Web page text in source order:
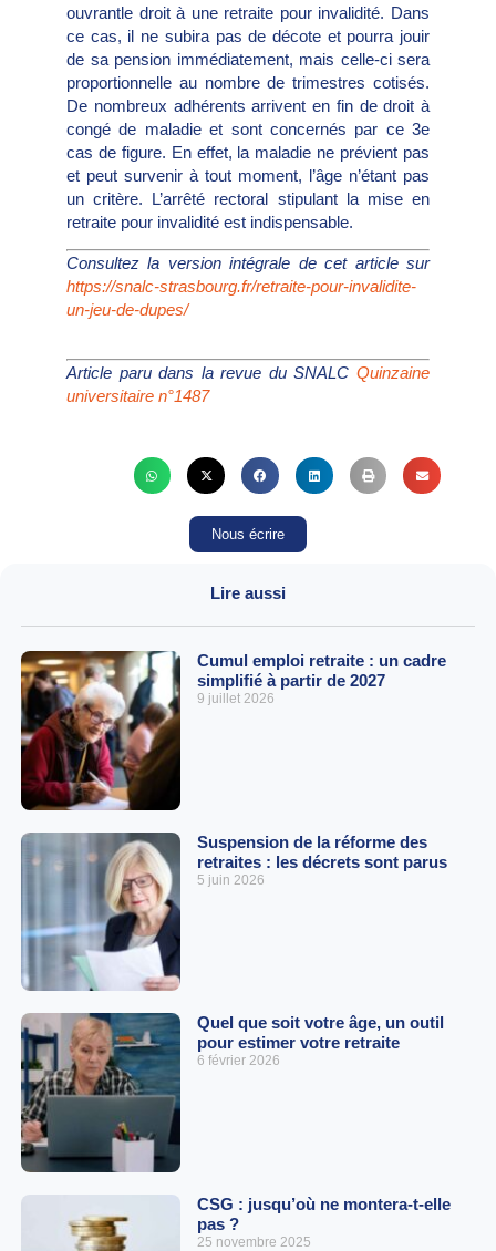
ouvrantle droit à une retraite pour invalidité. Dans
ce cas, il ne subira pas de décote et pourra jouir
de sa pension immédiatement, mais celle-ci sera
proportionnelle au nombre de trimestres cotisés.
De nombreux adhérents arrivent en fin de droit à
congé de maladie et sont concernés par ce 3e
cas de figure. En effet, la maladie ne prévient pas
et peut survenir à tout moment, l’âge n’étant pas
un critère. L’arrêté rectoral stipulant la mise en
retraite pour invalidité est indispensable.
Consultez la version intégrale de cet article sur
https://snalc-strasbourg.fr/retraite-pour-invalidite-
un-jeu-de-dupes/
Article paru dans la revue du SNALC Quinzaine
universitaire n°1487
Nous écrire
Lire aussi
Cumul emploi retraite : un cadre
simplifié à partir de 2027
9 juillet 2026
Suspension de la réforme des
retraites : les décrets sont parus
5 juin 2026
Quel que soit votre âge, un outil
pour estimer votre retraite
6 février 2026
CSG : jusqu’où ne montera-t-elle
pas ?
25 novembre 2025